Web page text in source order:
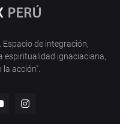
de integración,
espiritualidad ignaciaciana,
la acción".